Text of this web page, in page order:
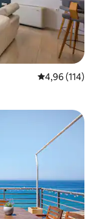
4,96 de uma
4,96 (114)